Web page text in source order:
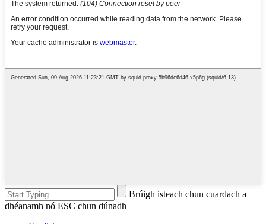
Brúigh isteach chun cuardach a
dhéanamh nó ESC chun dúnadh